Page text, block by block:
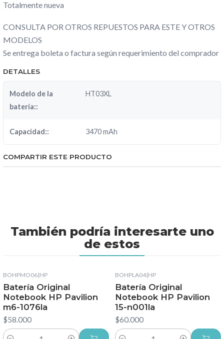
Totalmente nueva
CONSULTA POR OTROS REPUESTOS PARA ESTE Y OTROS
MODELOS
Se entrega boleta o factura según requerimiento del comprador
DETALLES
Modelo de la
batería::
HT03XL
Capacidad:: 3470 mAh
COMPARTIR ESTE PRODUCTO
También podría interesarte uno
de estos
BOHPMO06|HP
Batería Original
Notebook HP Pavilion
m6-1076la
$58.000
BOHPLA04|HP
Batería Original
Notebook HP Pavilion
15-n001la
$60.000